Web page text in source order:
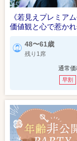
《若見えプレミア
価値観と心で惹か
48〜61歳
残り1席
通常
早割